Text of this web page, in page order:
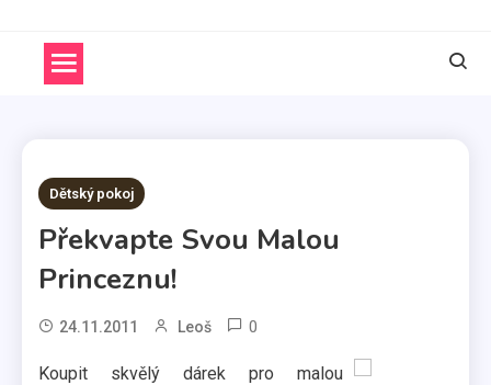
2 MINS READ
Dětský pokoj
Překvapte Svou Malou
Princeznu!
24.11.2011 Leoš 0
Koupit skvělý dárek pro malou